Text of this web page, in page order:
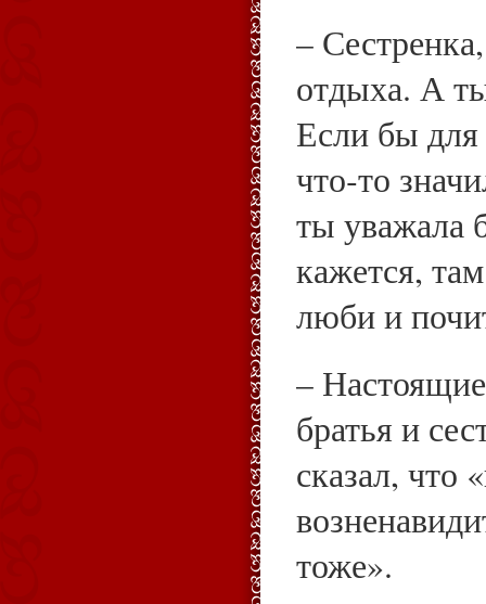
–
отдыха. А
Если бы для
что‑то
ты уважала
кажется,
люби и
–
братья и
сказал, что
тоже».